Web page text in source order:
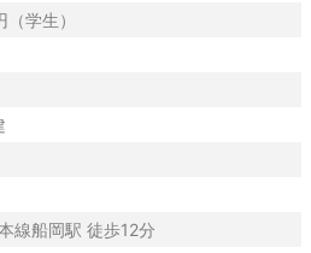
学生）
線船岡駅 徒歩12分